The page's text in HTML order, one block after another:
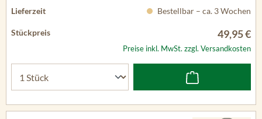
Bestellbar – ca. 3 Wochen
49,95 €
Preise inkl. MwSt. zzgl. Versandkosten